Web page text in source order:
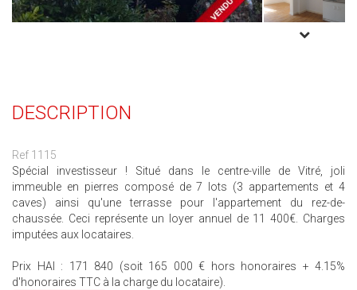
DESCRIPTION
Ref 1115
Spécial investisseur ! Situé dans le centre-ville de Vitré, joli
immeuble en pierres composé de 7 lots (3 appartements et 4
caves) ainsi qu'une terrasse pour l'appartement du rez-de-
chaussée. Ceci représente un loyer annuel de 11 400€. Charges
imputées aux locataires.
Prix HAI : 171 840 (soit 165 000 € hors honoraires + 4.15%
d'honoraires TTC à la charge du locataire).